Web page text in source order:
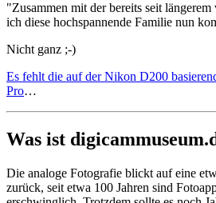
"Zusammen mit der bereits seit
ich diese hochspannende Familie nun
Nicht ganz ;-)
Es fehlt die auf der Nikon D200
Pro…
Was ist
Die analoge Fotografie blickt auf eine
zurück, seit etwa 100 Jahren sind